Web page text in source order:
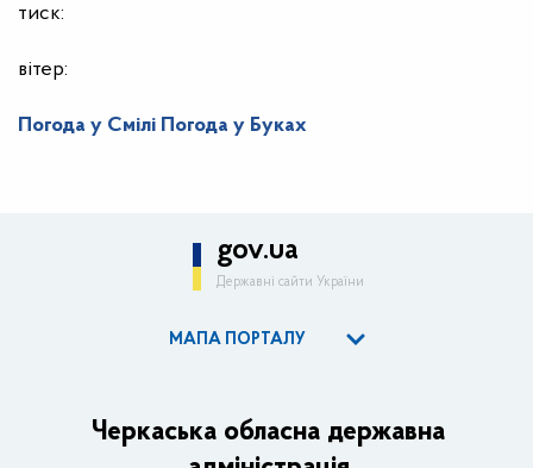
тиск:
вітер:
Погода у Смілі Погода у Буках
gov.ua
Державні сайти України
МАПА ПОРТАЛУ
Керівництво адміністрації
Черкаська обласна державна